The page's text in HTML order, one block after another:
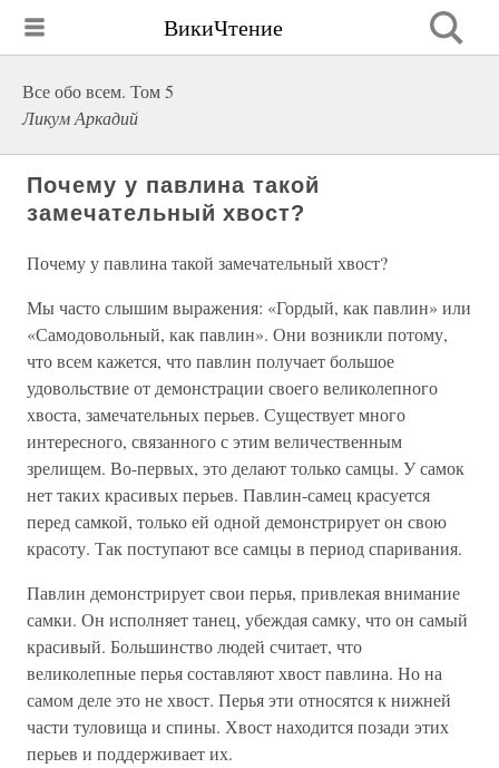
ВикиЧтение
Все обо всем. Том 5
Ликум Аркадий
Почему у павлина такой
замечательный хвост?
Почему у павлина такой замечательный хвост?
Мы часто слышим выражения: «Гордый, как павлин» или
«Самодовольный, как павлин». Они возникли потому,
что всем кажется, что павлин получает большое
удовольствие от демонстрации своего великолепного
хвоста, замечательных перьев. Существует много
интересного, связанного с этим величественным
зрелищем. Во-первых, это делают только самцы. У самок
нет таких красивых перьев. Павлин-самец красуется
перед самкой, только ей одной демонстрирует он свою
красоту. Так поступают все самцы в период спаривания.
Павлин демонстрирует свои перья, привлекая внимание
самки. Он исполняет танец, убеждая самку, что он самый
красивый. Большинство людей считает, что
великолепные перья составляют хвост павлина. Но на
самом деле это не хвост. Перья эти относятся к нижней
части туловища и спины. Хвост находится позади этих
перьев и поддерживает их.